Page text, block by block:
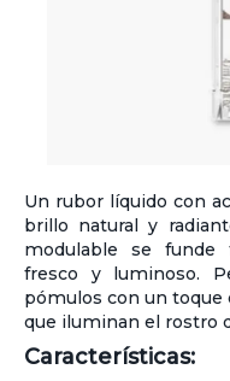
Un rubor líquido con
brillo natural y
modulable se funde
fresco y luminoso.
pómulos con un toque
que iluminan el rostro
Características: